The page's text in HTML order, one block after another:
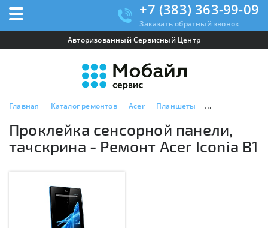
+7 (383) 363-99-09
Заказать обратный звонок
Авторизованный Сервисный Центр
Главная Каталог ремонтов Acer Планшеты Acer Iconia B1
Проклейка сенсорной панели,
тачскрина - Ремонт Acer Iconia B1